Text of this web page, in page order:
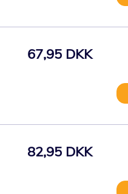
67,95 DKK
82,95 DKK